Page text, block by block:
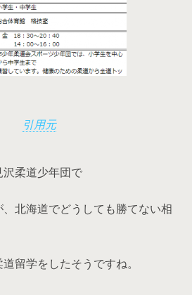
引用元
柔道少年団で
北海道でどうしても勝てない相
留学をしたそうですね。